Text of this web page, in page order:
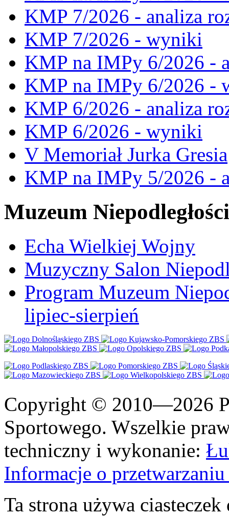
KMP 7/2026 - analiza
KMP 7/2026 - wyniki
KMP na IMPy 6/2026 -
KMP na IMPy 6/2026 -
KMP 6/2026 - analiza
KMP 6/2026 - wyniki
V Memoriał Jurka Gresia
KMP na IMPy 5/2026 -
Muzeum Niepodległości
Echa Wielkiej Wojny
Muzyczny Salon
Program Muzeum
lipiec-sierpień
Copyright © 2010—2026
Sportowego. Wszelkie
techniczny i wykonanie:
Informacje o
Ta strona używa